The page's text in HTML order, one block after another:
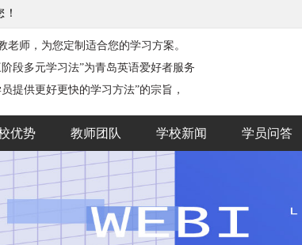
老师，为您定制适合您的学习方案。
段多元学习法”为青岛英语爱好者服务
提供更好更快的学习方法”的宗旨，
优势 教师团队 学校新闻 学员问答